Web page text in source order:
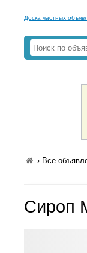
Доска частных
› Все
Сироп